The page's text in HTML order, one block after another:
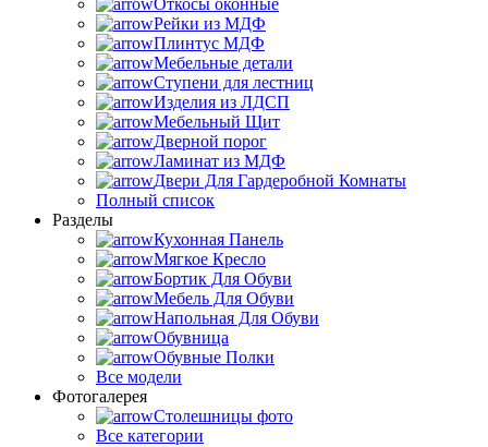
Откосы оконные
Рейки из МДФ
Плинтус МДФ
Мебельные детали
Ступени для лестниц
Изделия из ЛДСП
Мебельный Щит
Дверной порог
Ламинат из МДФ
Двери Для Гардеробной Комнаты
Полный список
Разделы
Кухонная Панель
Мягкое Кресло
Бортик Для Обуви
Мебель Для Обуви
Напольная Для Обуви
Обувница
Обувные Полки
Все модели
Фотогалерея
Столешницы фото
Все категории